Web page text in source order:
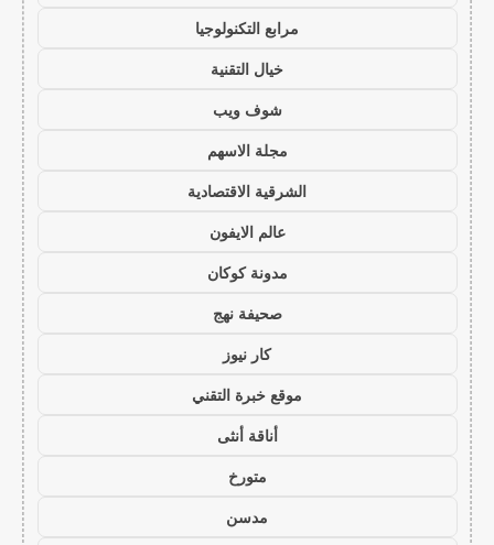
مرابع التكنولوجيا
خيال التقنية
شوف ويب
مجلة الاسهم
الشرقية الاقتصادية
عالم الايفون
مدونة كوكان
صحيفة نهج
كار نيوز
موقع خبرة التقني
أناقة أنثى
متورخ
مدسن